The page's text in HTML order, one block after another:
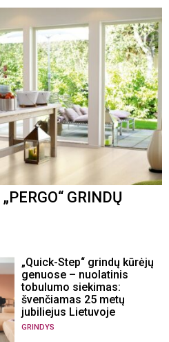
GRINDŲ
„Quick-Step“ grindų kūrėjų
genuose – nuolatinis
tobulumo siekimas:
švenčiamas 25 metų
jubiliejus Lietuvoje
GRINDYS